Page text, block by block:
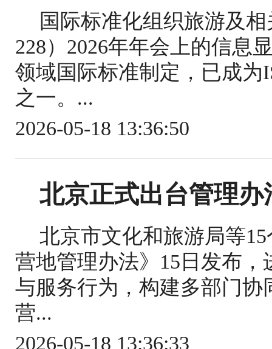
国际标准化组织旅游及
228）2026年年会上的信息
领域国际标准制定，已成为
之一。...
2026-05-18 13:36:50
北京正式出台管理
北京市文化和旅游局等
营地管理办法》15日发布
与服务行为，构建多部门
营...
2026-05-18 13:36:33